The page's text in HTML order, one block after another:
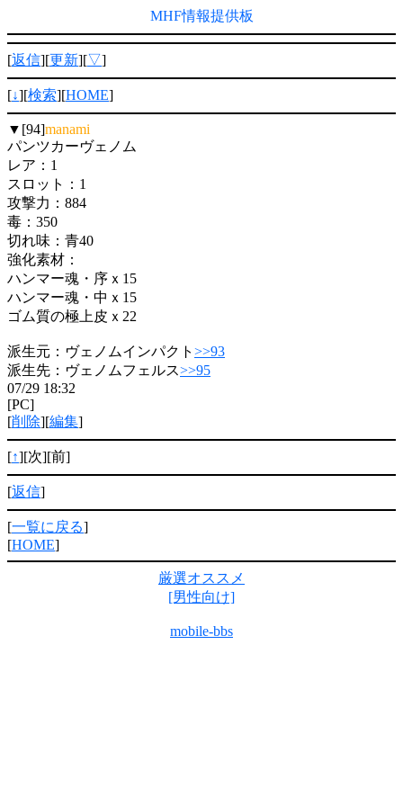
MHF情報提供板
[返信][更新][▽]
[↓][検索][HOME]
▼[94]manami
パンツカーヴェノム
レア：1
スロット：1
攻撃力：884
毒：350
切れ味：青40
強化素材：
ハンマー魂・序ｘ15
ハンマー魂・中ｘ15
ゴム質の極上皮ｘ22
派生元：ヴェノムインパクト >>93
派生先：ヴェノムフェルス>>95
07/29 18:32
[PC]
[削除][編集]
[↑][次][前]
[返信]
[一覧に戻る]
[HOME]
厳選オススメ
[男性向け]
mobile-bbs